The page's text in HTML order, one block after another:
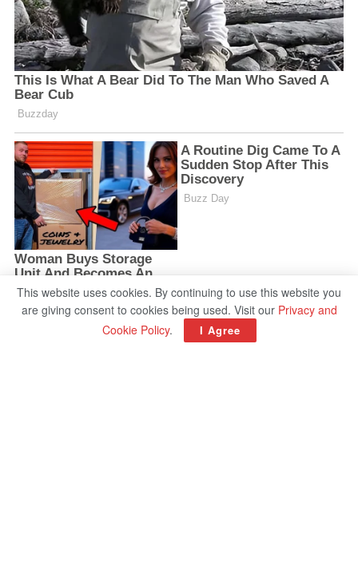
This website uses cookies. By continuing to use this website you
are giving consent to cookies being used. Visit our Privacy and
Cookie Policy. I Agree